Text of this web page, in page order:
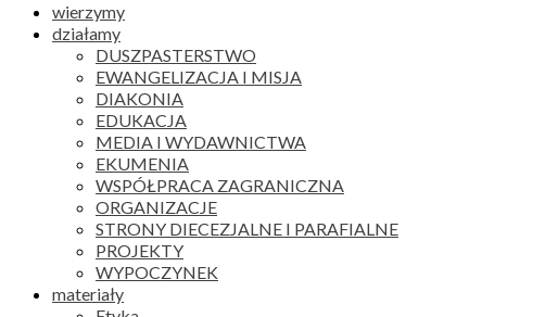
wierzymy
działamy
DUSZPASTERSTWO
EWANGELIZACJA I MISJA
DIAKONIA
EDUKACJA
MEDIA I WYDAWNICTWA
EKUMENIA
WSPÓŁPRACA ZAGRANICZNA
ORGANIZACJE
STRONY DIECEZJALNE I PARAFIALNE
PROJEKTY
WYPOCZYNEK
materiały